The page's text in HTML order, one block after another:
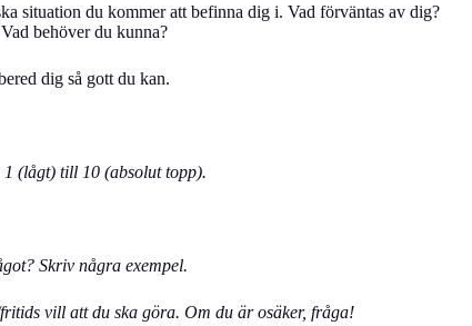
situation du kommer att befinna dig i. Vad förväntas av dig?
behöver du kunna?
dig så gott du kan.
1 (lågt) till 10 (absolut topp).
Skriv några exempel.
vill att du ska göra. Om du är osäker, fråga!